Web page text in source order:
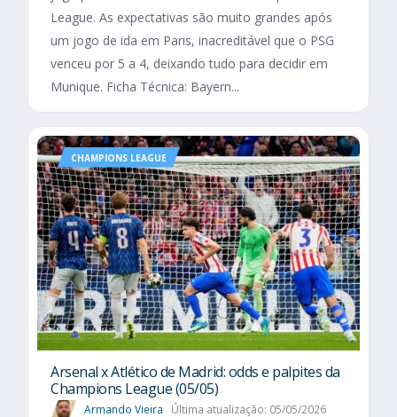
League. As expectativas são muito grandes após
um jogo de ida em Paris, inacreditável que o PSG
venceu por 5 a 4, deixando tudo para decidir em
Munique. Ficha Técnica: Bayern...
CHAMPIONS LEAGUE
Arsenal x Atlético de Madrid: odds e palpites da
Champions League (05/05)
Armando Vieira Última atualização: 05/05/2026